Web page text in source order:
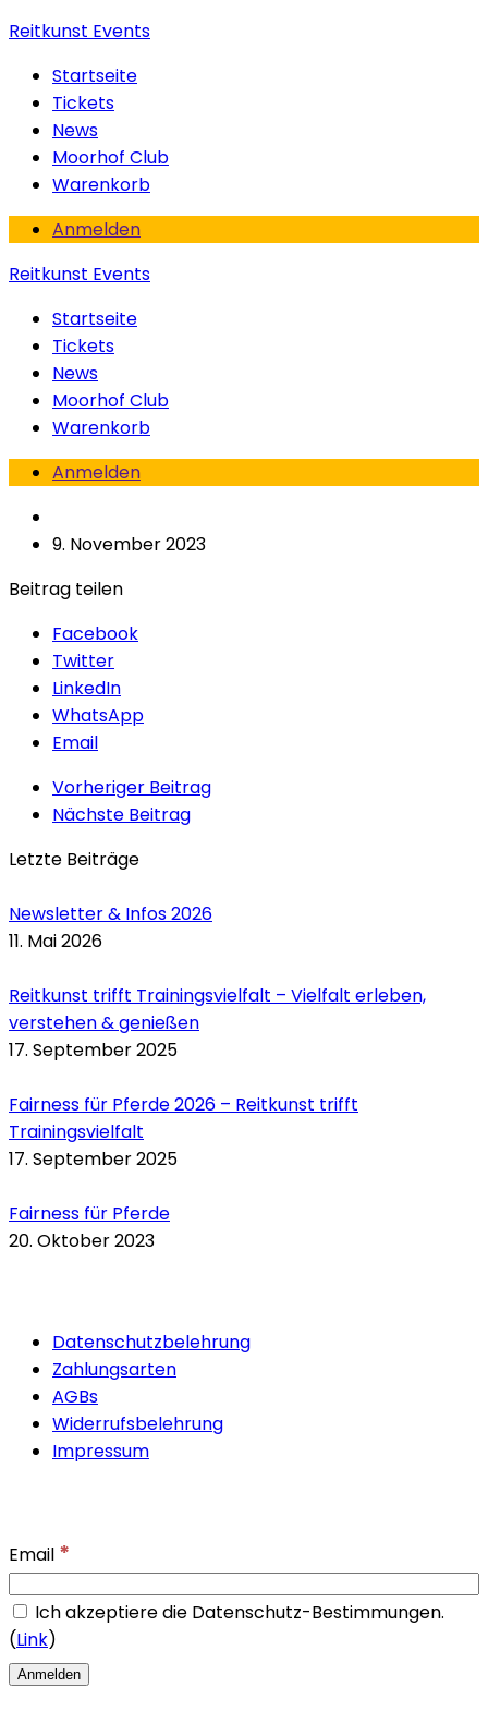
Reitkunst Events
Startseite
Tickets
News
Moorhof Club
Warenkorb
Anmelden
Reitkunst Events
Startseite
Tickets
News
Moorhof Club
Warenkorb
Anmelden
9. November 2023
Beitrag teilen
Facebook
Twitter
LinkedIn
WhatsApp
Email
Vorheriger Beitrag
Nächste Beitrag
Letzte Beiträge
Newsletter & Infos 2026
11. Mai 2026
Reitkunst trifft Trainingsvielfalt – Vielfalt erleben,
verstehen & genießen
17. September 2025
Fairness für Pferde 2026 – Reitkunst trifft
Trainingsvielfalt
17. September 2025
Fairness für Pferde
20. Oktober 2023
Datenschutzbelehrung
Zahlungsarten
AGBs
Widerrufsbelehrung
Impressum
Email *
Ich akzeptiere die Datenschutz-Bestimmungen.
(Link)